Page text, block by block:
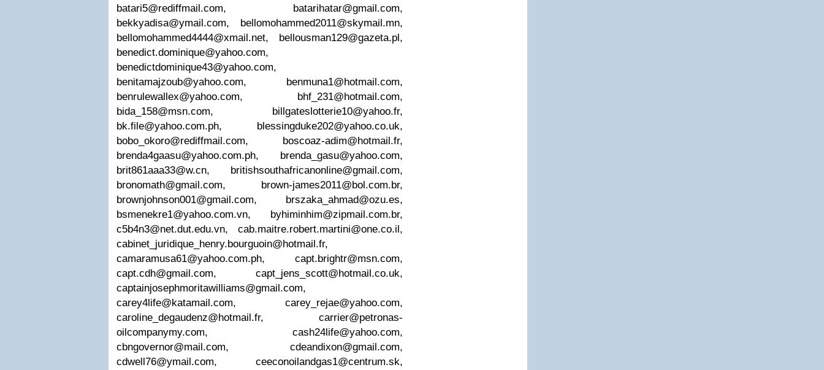
batari5@rediffmail.com, batarihatar@gmail.com,
bekkyadisa@ymail.com, bellomohammed2011@skymail.mn,
bellomohammed4444@xmail.net, bellousman129@gazeta.pl,
benedict.dominique@yahoo.com,
benedictdominique43@yahoo.com,
benitamajzoub@yahoo.com, benmuna1@hotmail.com,
benrulewallex@yahoo.com, bhf_231@hotmail.com,
bida_158@msn.com, billgateslotterie10@yahoo.fr,
bk.file@yahoo.com.ph, blessingduke202@yahoo.co.uk,
bobo_okoro@rediffmail.com, boscoaz-adim@hotmail.fr,
brenda4gaasu@yahoo.com.ph, brenda_gasu@yahoo.com,
brit861aaa33@w.cn, britishsouthafricanonline@gmail.com,
bronomath@gmail.com, brown-james2011@bol.com.br,
brownjohnson001@gmail.com, brszaka_ahmad@ozu.es,
bsmenekre1@yahoo.com.vn, byhiminhim@zipmail.com.br,
c5b4n3@net.dut.edu.vn, cab.maitre.robert.martini@one.co.il,
cabinet_juridique_henry.bourguoin@hotmail.fr,
camaramusa61@yahoo.com.ph, capt.brightr@msn.com,
capt.cdh@gmail.com, capt_jens_scott@hotmail.co.uk,
captainjosephmoritawilliams@gmail.com,
carey4life@katamail.com, carey_rejae@yahoo.com,
caroline_degaudenz@hotmail.fr, carrier@petronas-
oilcompanymy.com, cash24life@yahoo.com,
cbngovernor@mail.com, cdeandixon@gmail.com,
cdwell76@ymail.com, ceeconoilandgas1@centrum.sk,